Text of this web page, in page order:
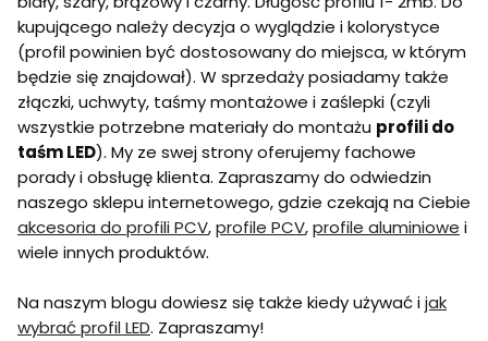
kupującego należy decyzja o wyglądzie i kolorystyce
(profil powinien być dostosowany do miejsca, w którym
będzie się znajdował). W sprzedaży posiadamy także
złączki, uchwyty, taśmy montażowe i zaślepki (czyli
wszystkie potrzebne materiały do montażu profili do
taśm LED). My ze swej strony oferujemy fachowe
porady i obsługę klienta. Zapraszamy do odwiedzin
naszego sklepu internetowego, gdzie czekają na Ciebie
akcesoria do profili PCV,profile PCV,profile aluminiowe i
wiele innych produktów.
Na naszym blogu dowiesz się także kiedy używać ijak
wybrać profil LED. Zapraszamy!